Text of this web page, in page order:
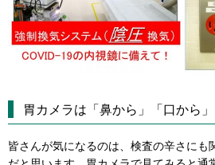
胃カメラは「鼻から」「口から
皆さんが気になるのは、検査の辛さにも